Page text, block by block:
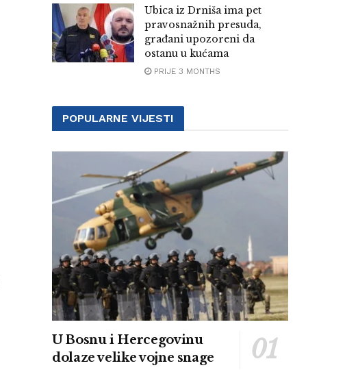
Ubica iz Drniša ima pet
pravosnažnih presuda,
građani upozoreni da
ostanu u kućama
PRIJE 3 MONTHS
POPULARNE VIJESTI
U Bosnu i Hercegovinu
dolaze velike vojne snage